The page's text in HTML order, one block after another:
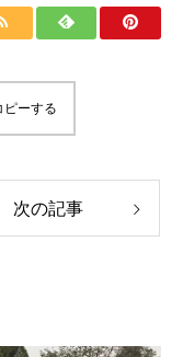
ピーする
次の記事